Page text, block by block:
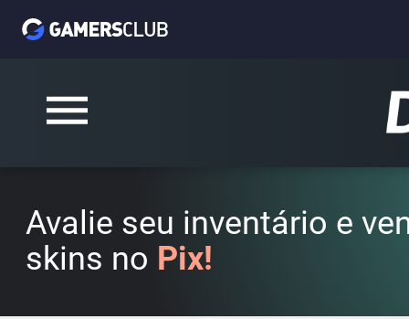
Avalie seu inventário e
skins no Pix!